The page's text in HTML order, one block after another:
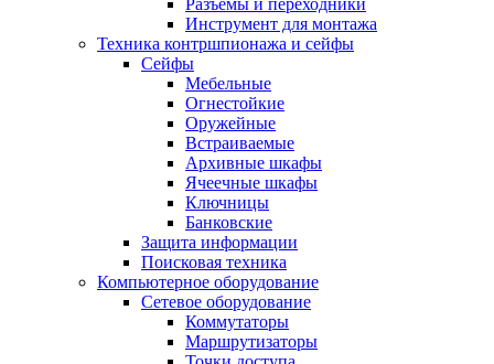
Разъемы и переходники
Инструмент для монтажа
Техника контршпионажа и сейфы
Сейфы
Мебельные
Огнестойкие
Оружейные
Встраиваемые
Архивные шкафы
Ячеечные шкафы
Ключницы
Банковские
Защита информации
Поисковая техника
Компьютерное оборудование
Сетевое оборудование
Коммутаторы
Маршрутизаторы